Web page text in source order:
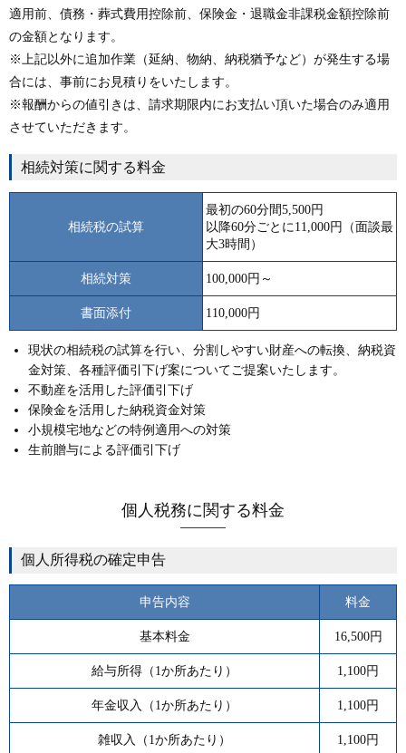
適用前、債務・葬式費用控除前、保険金・退職金非課税金額控除前
の金額となります。
※上記以外に追加作業（延納、物納、納税猶予など）が発生する場
合には、事前にお見積りをいたします。
※報酬からの値引きは、請求期限内にお支払い頂いた場合のみ適用
させていただきます。
相続対策に関する料金
相続税の試算
最初の60分間5,500円
以降60分ごとに11,000円（面談最
大3時間）
相続対策 100,000円～
書面添付 110,000円
現状の相続税の試算を行い、分割しやすい財産への転換、納税資
金対策、各種評価引下げ案についてご提案いたします。
不動産を活用した評価引下げ
保険金を活用した納税資金対策
小規模宅地などの特例適用への対策
生前贈与による評価引下げ
個人税務に関する料金
個人所得税の確定申告
申告内容 料金
基本料金 16,500円
給与所得（1か所あたり） 1,100円
年金収入（1か所あたり） 1,100円
雑収入（1か所あたり） 1,100円